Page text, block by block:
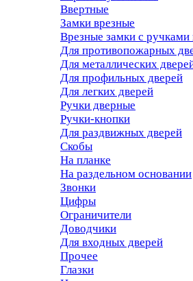
Ввертные
Замки врезные
Врезные замки с
Для противопожарных
Для металлических
Для профильных дверей
Для легких дверей
Ручки дверные
Ручки-кнопки
Для раздвижных дверей
Скобы
На планке
На раздельном основании
Звонки
Цифры
Ограничители
Доводчики
Для входных дверей
Прочее
Глазки